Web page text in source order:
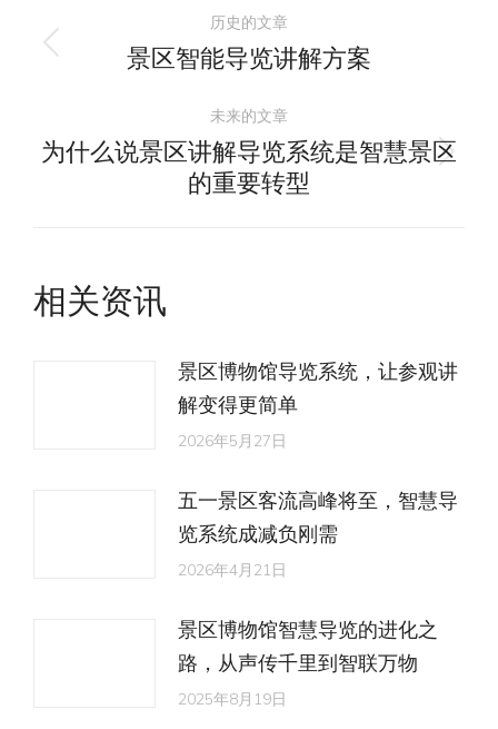
历史的文章
景区智能导览讲解方案
未来的文章
为什么说景区讲解导览系统是智慧景区
的重要转型
相关资讯
景区博物馆导览系统，让参观讲
解变得更简单
2026年5月27日
五一景区客流高峰将至，智慧导
览系统成减负刚需
2026年4月21日
景区博物馆智慧导览的进化之
路，从声传千里到智联万物
2025年8月19日